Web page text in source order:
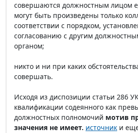
совершаются должностным лицом
могут быть произведены только
соответствии с порядком,
согласованию с другим
органом;
никто и ни при каких
совершать.
Исходя из диспозиции статьи 286
квалификации содеянного как
должностных полномочий мотив
значения не имеет. источник и